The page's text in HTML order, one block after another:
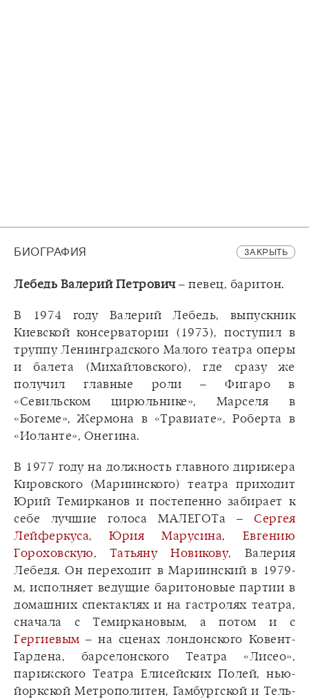
БИОГРАФИЯ ЗАКРЫТЬ
Лебедь Валерий Петрович– певец, баритон.
В 1974 году Валерий Лебедь, выпускник
Киевской консерватории (1973), поступил в
труппу Ленинградского Малого театра оперы
и балета (Михайловского), где сразу же
получил главные роли – Фигаро в
«Севильском цирюльнике», Марселя в
«Богеме», Жермона в «Травиате», Роберта в
«Иоланте», Онегина.
В 1977 году на должность главного дирижера
Кировского (Мариинского) театра приходит
Юрий Темирканов и постепенно забирает к
себе лучшие голоса МАЛЕГОТа – Сергея
Лейферкуса,Юрия Марусина, Евгению
Гороховскую, Татьяну Новикову, Валерия
Лебедя. Он переходит в Мариинский в 1979-
м, исполняет ведущие баритоновые партии в
домашних спектаклях и на гастролях театра,
сначала с Темиркановым, а потом и с
Гергиевым – на сценах лондонского Ковент-
Гардена, барселонского Театра «Лисео»,
парижского Театра Елисейских Полей, нью-
йоркской Метрополитен, Гамбургской и Тель-